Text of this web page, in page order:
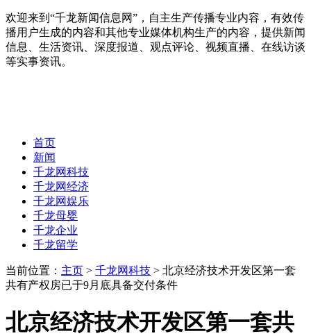
欢迎来到“千龙新闻信息网”，自主生产传播专业内容，有效传
播用户生成的内容和其他专业媒体机构生产的内容，提供新闻
信息、生活资讯、深度报道、观点评论、视频直播、在线访谈
等实事资讯。
首页
新闻
千龙网科技
千龙网经济
千龙网娱乐
千龙母婴
千龙企业
千龙留学
当前位置： 主页 > 千龙网科技 > 北京经济技术开发区第一套
共有产权房已于9月底具备交付条件
北京经济技术开发区第一套共